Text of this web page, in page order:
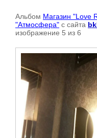
Альбом Магазин "Love
"Атмосфера" с сайта
изображение 5 из 6